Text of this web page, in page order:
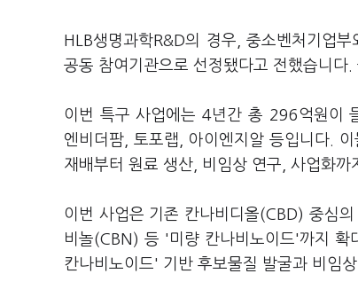
HLB생명과학R&D의 경우, 중소벤처기업
공동 참여기관으로 선정됐다고 전했습니다
이번 특구 사업에는 4년간 총 296억원이
엔비더팜, 토포랩, 아이엔지알 등입니다.
재배부터 원료 생산, 비임상 연구, 사업화
이번 사업은 기존 칸나비디올(CBD) 중심
비놀(CBN) 등 '미량 칸나비노이드'까지 확
칸나비노이드' 기반 후보물질 발굴과 비임